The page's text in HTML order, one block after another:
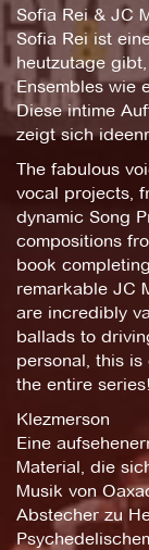
Sofia Rei & JC
Sofia Rei ist
heutzutage
Ensembles wie
Diese intime
zeigt sich
The fabulous
vocal projects,
dynamic Song
compositions
book
remarkable JC
are incredibly
ballads to
personal, this
the entire
Klezmerson
Eine
Material, die
Musik von
Abstecher zu